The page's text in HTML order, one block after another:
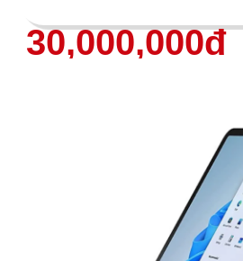
30,000,000đ